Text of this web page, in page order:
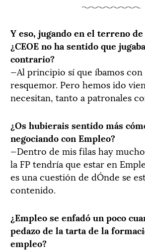
Y eso, jugando en el terreno de
¿CEOE no ha sentido que
contrario?
—Al principio sí que íbamos
resquemor. Pero hemos ido
necesitan, tanto a patronales
¿Os hubierais sentido más
negociando con Empleo?
—Dentro de mis filas hay
la FP tendría que estar en
es una cuestión de dÓnde se
contenido.
¿Empleo se enfadó un poco
pedazo de la tarta de la
empleo?